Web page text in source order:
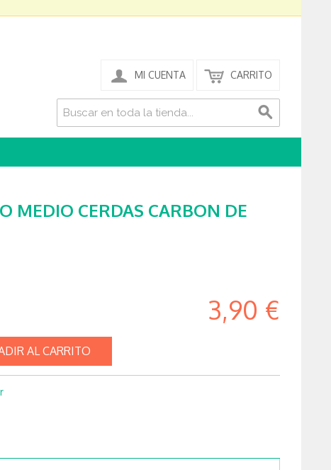
MI CUENTA CARRITO
MEDIO CERDAS CARBON DE
3,90 €
AL CARRITO